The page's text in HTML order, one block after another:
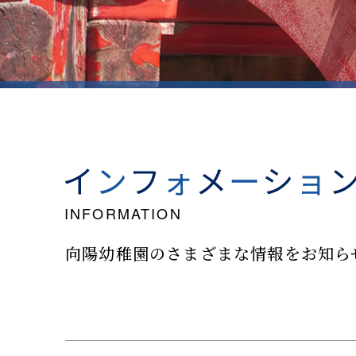
向陽幼稚園のさまざまな情報をお知